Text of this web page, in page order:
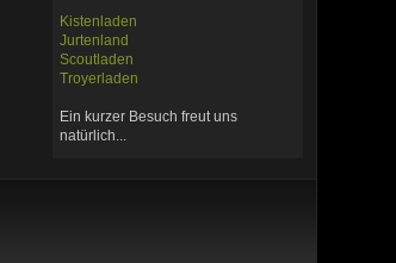
Kistenladen
Jurtenland
Scoutladen
Troyerladen
Ein kurzer Besuch freut uns
natürlich...